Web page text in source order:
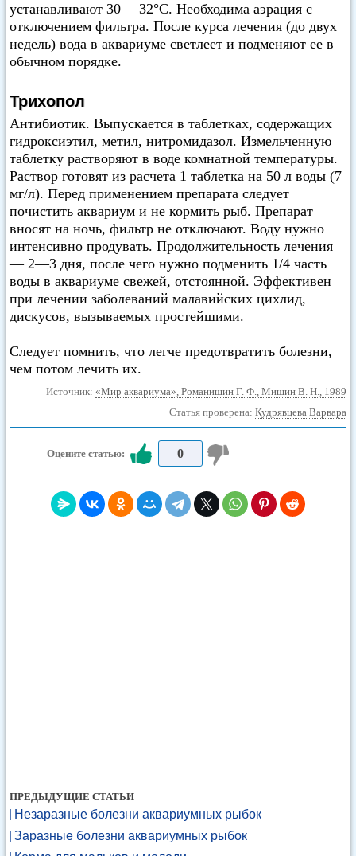
устанавливают 30— 32°C. Необходима аэрация с
отключением фильтра. После курса лечения (до двух
недель) вода в аквариуме светлеет и подменяют ее в
обычном порядке.
Трихопол
Антибиотик. Выпускается в таблетках, содержащих
гидроксиэтил, метил, нитромидазол. Измельченную
таблетку растворяют в воде комнатной температуры.
Раствор готовят из расчета 1 таблетка на 50 л воды (7
мг/л). Перед применением препарата следует
почистить аквариум и не кормить рыб. Препарат
вносят на ночь, фильтр не отключают. Воду нужно
интенсивно продувать. Продолжительность лечения
— 2—3 дня, после чего нужно подменить 1/4 часть
воды в аквариуме свежей, отстоянной. Эффективен
при лечении заболеваний малавийских цихлид,
дискусов, вызываемых простейшими.
Следует помнить, что легче предотвратить болезни,
чем потом лечить их.
Источник: «Мир аквариума», Романишин Г. Ф., Мишин В. Н., 1989
Статья проверена: Кудрявцева Варвара
Оцените статью: 0
ПРЕДЫДУЩИЕ СТАТЬИ
Незаразные болезни аквариумных рыбок
Заразные болезни аквариумных рыбок